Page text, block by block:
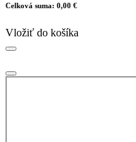
Celková suma: 0,00 €
Vložiť do košíka